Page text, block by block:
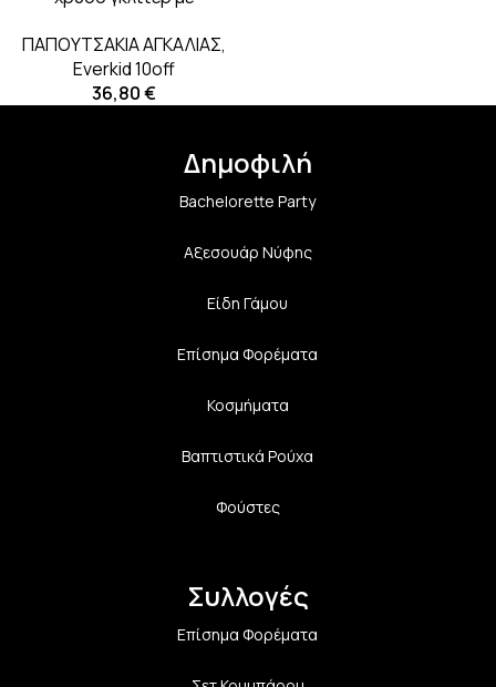
μπαρέτα
ΠΑΠΟΥΤΣΑΚΙΑ ΑΓΚΑΛΙΑΣ,
Everkid 10off
36,80€
Δημοφιλή
Bachelorette Party
Αξεσουάρ Νύφης
Είδη Γάμου
Επίσημα Φορέματα
Κοσμήματα
Βαπτιστικά Ρούχα
Φούστες
Συλλογές
Επίσημα Φορέματα